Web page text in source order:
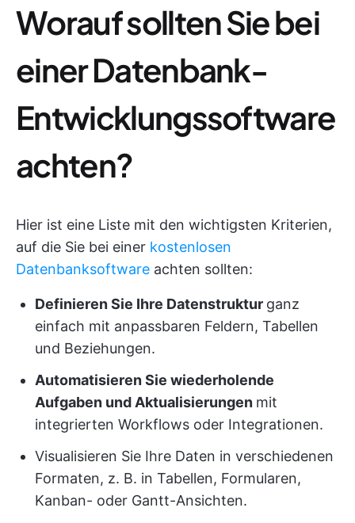
Worauf sollten Sie bei
einer Datenbank-
Entwicklungssoftware
achten?
Hier ist eine Liste mit den wichtigsten Kriterien,
auf die Sie bei einer kostenlosen
Datenbanksoftware achten sollten:
Definieren Sie Ihre Datenstruktur ganz
einfach mit anpassbaren Feldern, Tabellen
und Beziehungen.
Automatisieren Sie wiederholende
Aufgaben und Aktualisierungen mit
integrierten Workflows oder Integrationen.
Visualisieren Sie Ihre Daten in verschiedenen
Formaten, z. B. in Tabellen, Formularen,
Kanban- oder Gantt-Ansichten.